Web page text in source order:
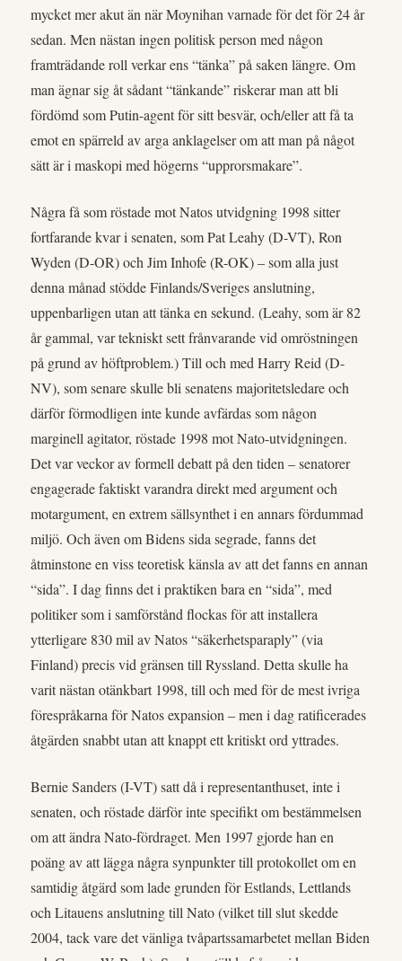
mycket mer akut än när Moynihan varnade för det för 24 år
sedan. Men nästan ingen politisk person med någon
framträdande roll verkar ens “tänka” på saken längre. Om
man ägnar sig åt sådant “tänkande” riskerar man att bli
fördömd som Putin-agent för sitt besvär, och/eller att få ta
emot en spärreld av arga anklagelser om att man på något
sätt är i maskopi med högerns “upprorsmakare”.
Några få som röstade mot Natos utvidgning 1998 sitter
fortfarande kvar i senaten, som Pat Leahy (D-VT), Ron
Wyden (D-OR) och Jim Inhofe (R-OK) – som alla just
denna månad stödde Finlands/Sveriges anslutning,
uppenbarligen utan att tänka en sekund. (Leahy, som är 82
år gammal, var tekniskt sett frånvarande vid omröstningen
på grund av höftproblem.) Till och med Harry Reid (D-
NV), som senare skulle bli senatens majoritetsledare och
därför förmodligen inte kunde avfärdas som någon
marginell agitator, röstade 1998 mot Nato-utvidgningen.
Det var veckor av formell debatt på den tiden – senatorer
engagerade faktiskt varandra direkt med argument och
motargument, en extrem sällsynthet i en annars fördummad
miljö. Och även om Bidens sida segrade, fanns det
åtminstone en viss teoretisk känsla av att det fanns en annan
“sida”. I dag finns det i praktiken bara en “sida”, med
politiker som i samförstånd flockas för att installera
ytterligare 830 mil av Natos “säkerhetsparaply” (via
Finland) precis vid gränsen till Ryssland. Detta skulle ha
varit nästan otänkbart 1998, till och med för de mest ivriga
förespråkarna för Natos expansion – men i dag ratificerades
åtgärden snabbt utan att knappt ett kritiskt ord yttrades.
Bernie Sanders (I-VT) satt då i representanthuset, inte i
senaten, och röstade därför inte specifikt om bestämmelsen
om att ändra Nato-fördraget. Men 1997 gjorde han en
poäng av att lägga några synpunkter till protokollet om en
samtidig åtgärd som lade grunden för Estlands, Lettlands
och Litauens anslutning till Nato (vilket till slut skedde
2004, tack vare det vänliga tvåpartssamarbetet mellan Biden